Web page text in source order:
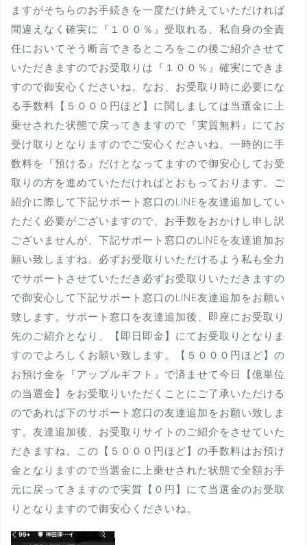
ますがそちらのお手続きを一度だけ終えていただければ
間違えなく確実に『１００％』受取れる、私自身の全責
任においてそう断言できるところをこの後ご紹介させて
いただきますのでお受取りは『１００％』確実にできま
すので御安心くださいね。なお、お受取り時に必要にな
る手数料【５０００円ほど】に関しましては当選金に上
乗せされた状態で戻ってきますので『実質無料』にてお
受け取りとなりますのでご安心くださいね。一時的に手
数料を『預ける』だけとなってますので御安心してお受
取りの方を進めていただければとおもっております。ご
紹介に際して下記サポート窓口のLINEを友達追加してい
ただく必要がございますので、お手数をおかけし申し訳
ございませんが、下記サポート窓口のLINEを友達追加お
願い致しますね。必ずお受取りいただけるよう私も全力
でサポートさせていただき必ずお受取りいただきますの
で御安心して下記サポート窓口のLINE友達追加をお願い
致します。サポート窓口を友達追加後、即座にお受取り
先のご紹介となり、【即日即金】にてお受取りとなりま
すのでよろしくお願い致します。【５０００円ほど】の
お預け金を『アップルギフト』で済ませて今日【億単位
の当選金】をお受取りいただくことにご了承いただける
のであれば下のサポート窓口の友達追加をお願い致しま
す。友達追加後、お受取りサイトのご紹介をさせていた
だきますね。この【５０００円ほど】の手数料はお預け
金となりますので当選金に上乗せされた状態で全額お手
元に戻ってきますので実質【０円】にて当選金のお受取
りとなりますので御安心くださいね。